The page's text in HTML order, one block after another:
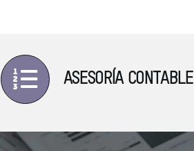
ASESORÍA CONTABLE